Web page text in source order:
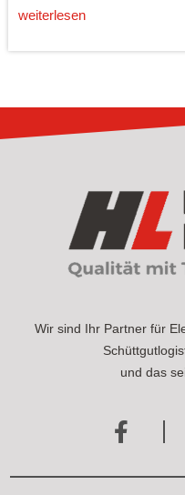
weiterlesen
Wir sind Ihr Partner für
und das